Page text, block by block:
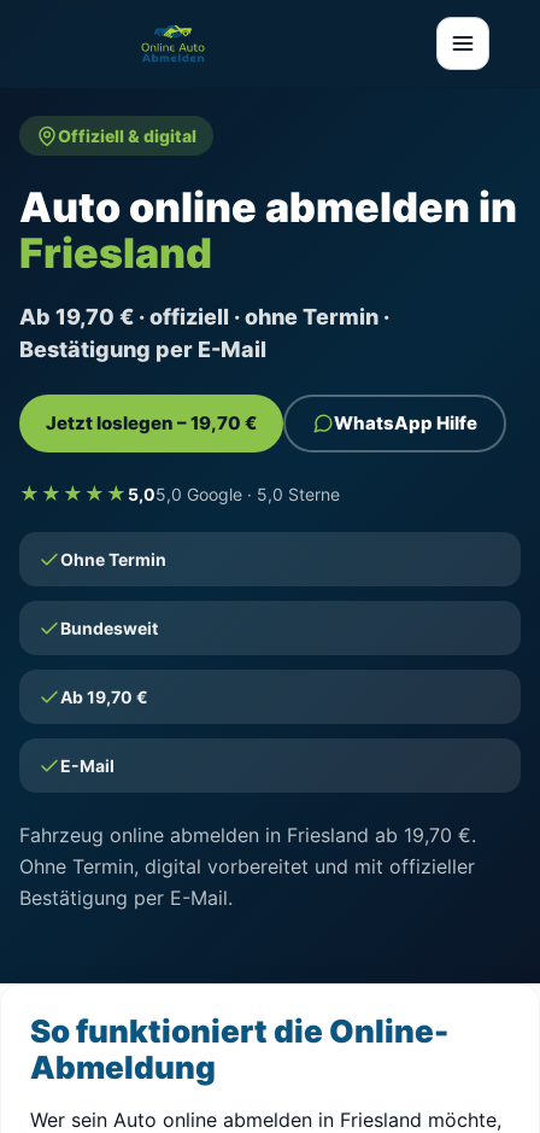
Offiziell & digital
Auto online abmelden in
Friesland
Ab 19,70 € · offiziell · ohne Termin ·
Bestätigung per E-Mail
Jetzt loslegen – 19,70 € WhatsApp Hilfe
★★★★★ 5,05,0 Google · 5,0 Sterne
Ohne Termin
Bundesweit
Ab 19,70 €
E-Mail
Fahrzeug online abmelden in Friesland ab 19,70 €.
Ohne Termin, digital vorbereitet und mit offizieller
Bestätigung per E-Mail.
So funktioniert die Online-
Abmeldung
Wer sein Auto online abmelden in Friesland möchte,